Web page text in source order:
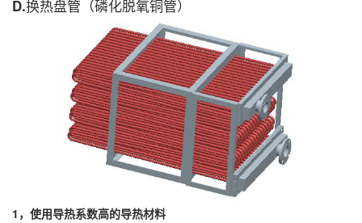
D.换热盘管（磷化脱氧铜管）
1，使用导热系数高的导热材料